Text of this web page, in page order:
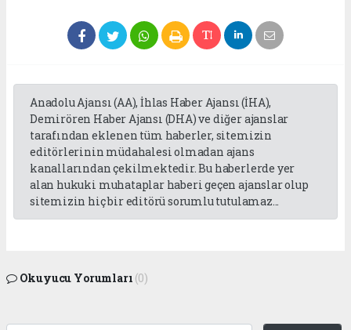
Anadolu Ajansı (AA), İhlas Haber Ajansı (İHA),
Demirören Haber Ajansı (DHA) ve diğer ajanslar
tarafından eklenen tüm haberler, sitemizin
editörlerinin müdahalesi olmadan ajans
kanallarından çekilmektedir. Bu haberlerde yer
alan hukuki muhataplar haberi geçen ajanslar olup
sitemizin hiç bir editörü sorumlu tutulamaz...
Okuyucu Yorumları (0)